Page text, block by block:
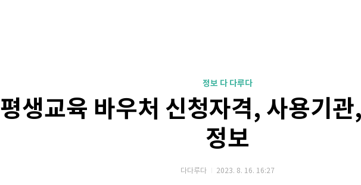
정보 다 다루다
평생교육 바우처 신청자격, 사용기
정보
다다루다 2023. 8. 16. 16:27